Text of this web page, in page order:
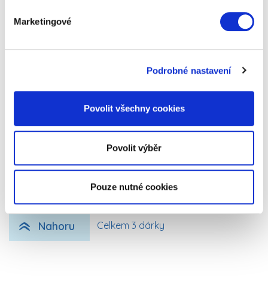
Marketingové
Podrobné nastavení
Povolit všechny cookies
Povolit výběr
Pouze nutné cookies
Trezor v knize
úspory stále někde na blízku, ale schovávání šperků
Nahoru Celkem 3 dárky